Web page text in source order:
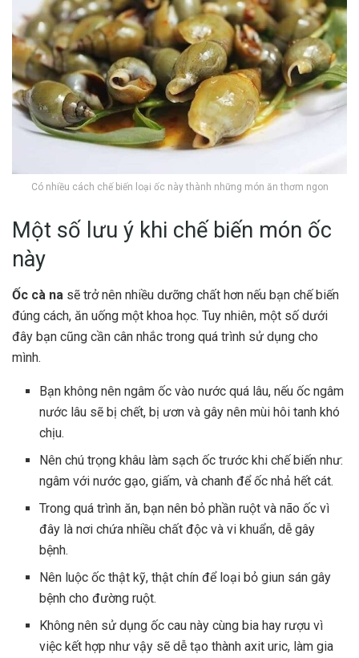
Có nhiều cách chế biến loại ốc này thành những món ăn thơm ngon
Một số lưu ý khi chế biến món ốc
này
Ốc cà na sẽ trở nên nhiều dưỡng chất hơn nếu bạn chế biến
đúng cách, ăn uống một khoa học. Tuy nhiên, một số dưới
đây bạn cũng cần cân nhắc trong quá trình sử dụng cho
mình.
Bạn không nên ngâm ốc vào nước quá lâu, nếu ốc ngâm
nước lâu sẽ bị chết, bị ươn và gây nên mùi hôi tanh khó
chịu.
Nên chú trọng khâu làm sạch ốc trước khi chế biến như:
ngâm với nước gạo, giấm, và chanh để ốc nhả hết cát.
Trong quá trình ăn, bạn nên bỏ phần ruột và não ốc vì
đây là nơi chứa nhiều chất độc và vi khuẩn, dễ gây
bệnh.
Nên luộc ốc thật kỹ, thật chín để loại bỏ giun sán gây
bệnh cho đường ruột.
Không nên sử dụng ốc cau này cùng bia hay rượu vì
việc kết hợp như vậy sẽ dễ tạo thành axit uric, làm gia